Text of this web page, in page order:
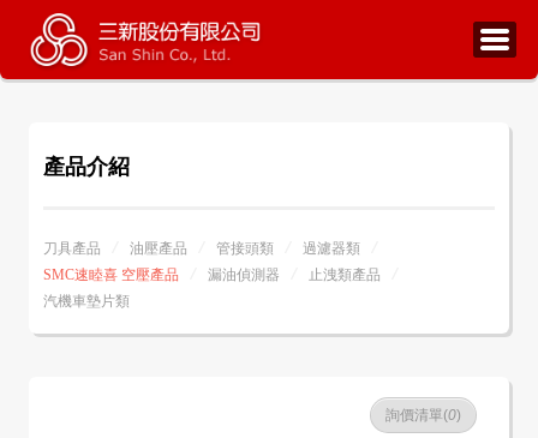
產品介紹
刀具產品 油壓產品 管接頭類
過濾器類
SMC速睦喜 空壓產品
漏油偵測器
止洩類產品
汽機車墊片類
詢價清單(0)